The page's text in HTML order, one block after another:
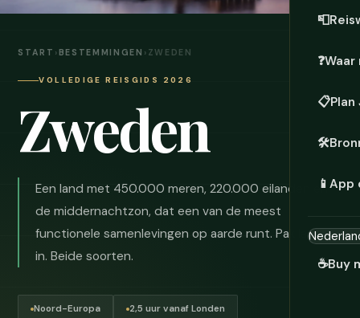
📮
❓
📋Plan
🛠️
📱 App
☕Buy
START ›BESTEMMINGEN › ZWEDEN
VOLLEDIGE REISGIDS 2026
Zweden
Een land met 450.000 meren, 220.000 eilanden en
de middernachtzon, dat een van de meest
functionele samenlevingen op aarde runt. Pak lagen
in. Beide soorten.
Noord-Europa 2,5 uur vanaf Londen